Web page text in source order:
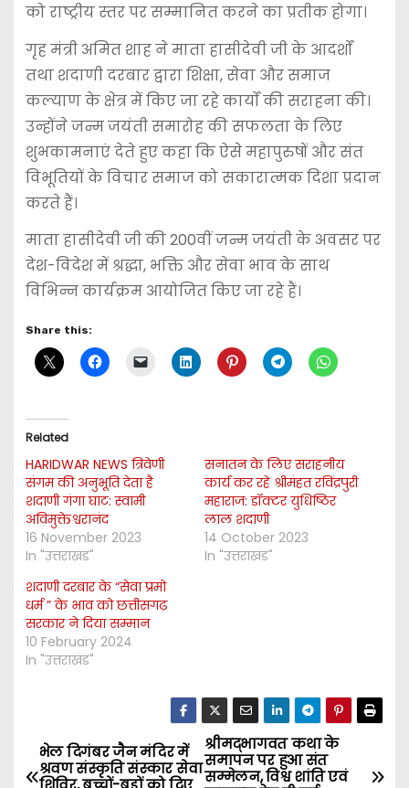
को राष्ट्रीय स्तर पर सम्मानित करने का प्रतीक होगा।
गृह मंत्री अमित शाह ने माता हासीदेवी जी के आदर्शों
तथा शदाणी दरबार द्वारा शिक्षा, सेवा और समाज
कल्याण के क्षेत्र में किए जा रहे कार्यों की सराहना की।
उन्होंने जन्म जयंती समारोह की सफलता के लिए
शुभकामनाएं देते हुए कहा कि ऐसे महापुरुषों और संत
विभूतियों के विचार समाज को सकारात्मक दिशा प्रदान
करते हैं।
माता हासीदेवी जी की 200वीं जन्म जयंती के अवसर पर
देश-विदेश में श्रद्धा, भक्ति और सेवा भाव के साथ
विभिन्न कार्यक्रम आयोजित किए जा रहे हैं।
Share this:
Related
HARIDWAR NEWS त्रिवेणी
संगम की अनुभूति देता है
शदाणी गंगा घाट: स्वामी
अविमुक्तेश्वरानंद
16 November 2023
In "उत्तराखंड"
सनातन के लिए सराहनीय
कार्य कर रहे श्रीमंहत रविंद्रपुरी
महाराज: डॉक्टर युधिष्ठिर
लाल शदाणी
14 October 2023
In "उत्तराखंड"
शदाणी दरबार के “सेवा प्रमो
धर्म ” के भाव को छत्तीसगढ़
सरकार ने दिया सम्मान
10 February 2024
In "उत्तराखंड"
P
श्रीमद्भागवत कथा के
समापन पर हुआ संत
सम्मेलन, विश्व शांति एवं
भेल दिगंबर जैन मंदिर में
श्रवण संस्कृति संस्कार सेवा